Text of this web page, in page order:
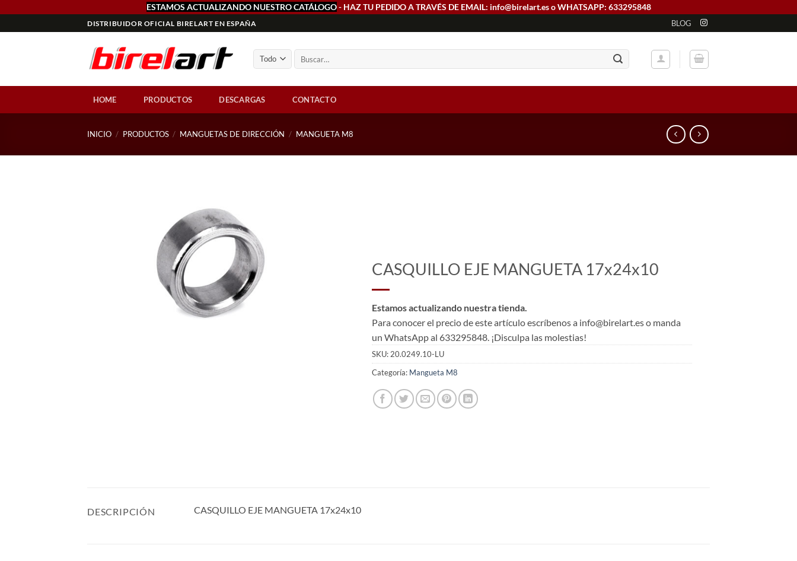
ESTAMOS ACTUALIZANDO NUESTRO CATÁLOGO- HAZ TU PEDIDO A TRAVÉS DE EMAIL: info@birelart.es o WHATSAPP: 633295848
al
DISTRIBUIDOR OFICIAL BIRELART EN ESPAÑA BLOG
HOME PRODUCTOS DESCARGAS CONTACTO
INICIO / PRODUCTOS / MANGUETAS DE DIRECCIÓN / MANGUETA M8
CASQUILLO EJE MANGUETA 17x24x10
Estamos actualizando nuestra tienda.
Para conocer el precio de este artículo escríbenos a info@birelart.es o manda
un WhatsApp al 633295848. ¡Disculpa las molestias!
SKU:20.0249.10-LU
Categoría: Mangueta M8
DESCRIPCIÓN CASQUILLO EJE MANGUETA 17x24x10